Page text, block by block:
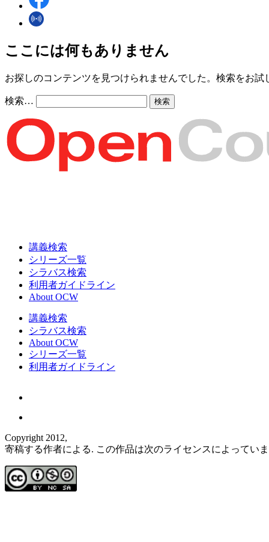
ここには何もありません
お探しのコンテンツを見つけられませんでした。検索をお試
検索…
講義検索
シリーズ一覧
シラバス検索
利用者ガイドライン
About OCW
講義検索
シラバス検索
About OCW
シリーズ一覧
利用者ガイドライン
Copyright 2012,
寄稿する作者による. この作品は次のライセンスによってい